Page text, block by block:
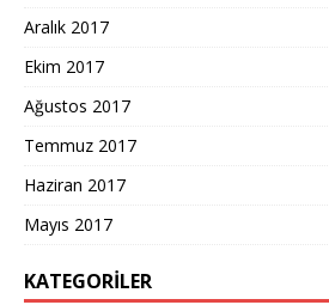
Aralık 2017
Ekim 2017
Ağustos 2017
Temmuz 2017
Haziran 2017
Mayıs 2017
KATEGORILER